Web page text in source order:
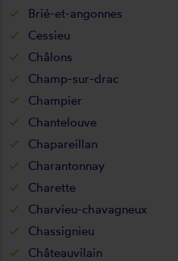
Brié-et-angonnes
Cessieu
Châlons
Champ-sur-drac
Champier
Chantelouve
Chapareillan
Charantonnay
Charette
Charvieu-chavagneux
Chassignieu
Châteauvilain